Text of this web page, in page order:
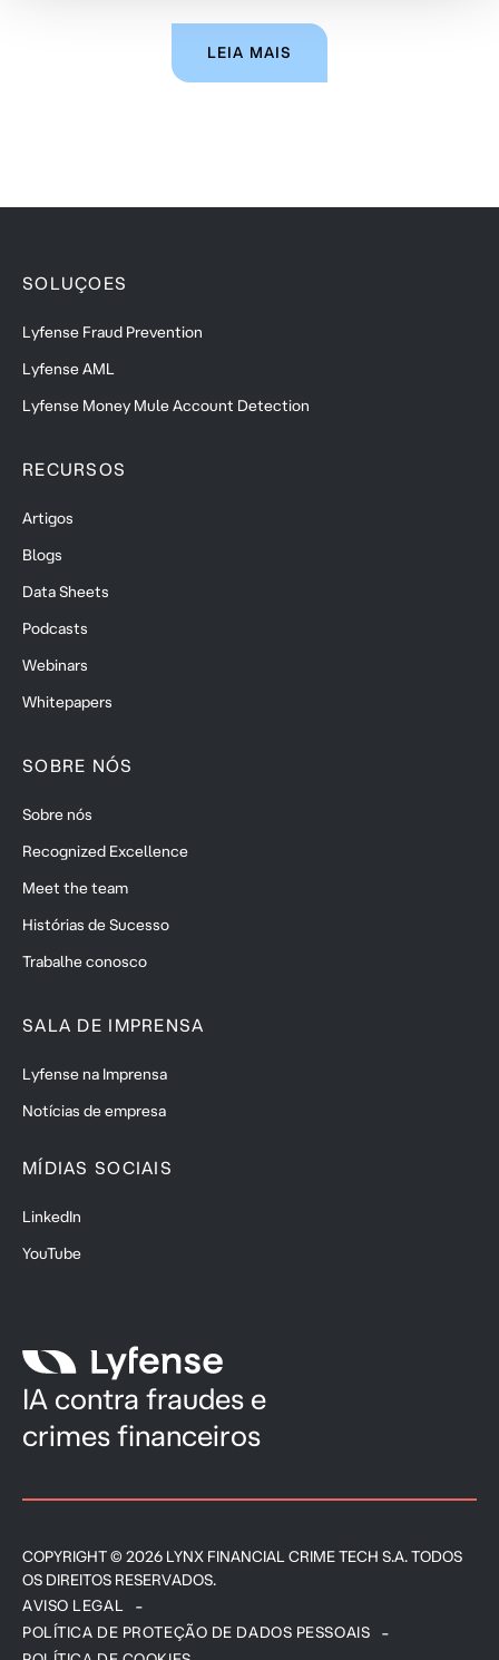
LEIA MAIS
SOLUÇOES
Lyfense Fraud Prevention
Lyfense AML
Lyfense Money Mule Account Detection
RECURSOS
Artigos
Blogs
Data Sheets
Podcasts
Webinars
Whitepapers
SOBRE NÓS
Sobre nós
Recognized Excellence
Meet the team
Histórias de Sucesso
Trabalhe conosco
SALA DE IMPRENSA
Lyfense na Imprensa
Notícias de empresa
MÍDIAS SOCIAIS
LinkedIn
YouTube
IA contra fraudes e
crimes financeiros
COPYRIGHT © 2026 LYNX FINANCIAL CRIME TECH S.A. TODOS
OS DIREITOS RESERVADOS.
AVISO LEGAL
POLÍTICA DE PROTEÇÃO DE DADOS PESSOAIS